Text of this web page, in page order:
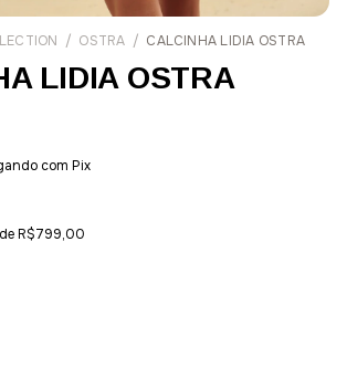
/ OSTRA / CALCINHA LIDIA OSTRA
LIDIA OSTRA
com Pix
R$799,00